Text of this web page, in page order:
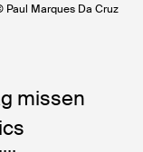
Paul Marques Da Cruz
missen